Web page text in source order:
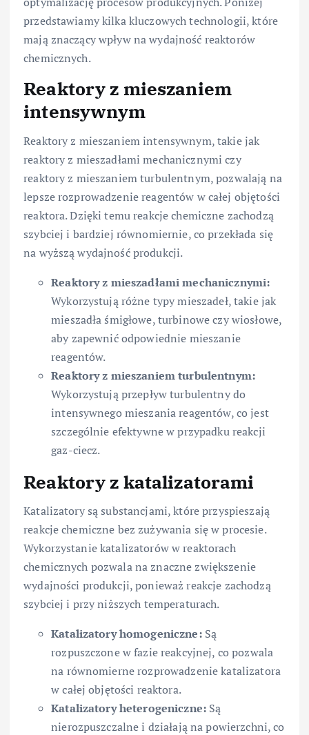
przedstawiamy kilka kluczowych technologii, które
mają znaczący wpływ na wydajność reaktorów
chemicznych.
Reaktory z mieszaniem
intensywnym
Reaktory z mieszaniem intensywnym, takie jak
reaktory z mieszadłami mechanicznymi czy
reaktory z mieszaniem turbulentnym, pozwalają na
lepsze rozprowadzenie reagentów w całej objętości
reaktora. Dzięki temu reakcje chemiczne zachodzą
szybciej i bardziej równomiernie, co przekłada się
na wyższą wydajność produkcji.
Reaktory z mieszadłami mechanicznymi:
Wykorzystują różne typy mieszadeł, takie jak
mieszadła śmigłowe, turbinowe czy wiosłowe,
aby zapewnić odpowiednie mieszanie
reagentów.
Reaktory z mieszaniem turbulentnym:
Wykorzystują przepływ turbulentny do
intensywnego mieszania reagentów, co jest
szczególnie efektywne w przypadku reakcji
gaz-ciecz.
Reaktory z katalizatorami
Katalizatory są substancjami, które przyspieszają
reakcje chemiczne bez zużywania się w procesie.
Wykorzystanie katalizatorów w reaktorach
chemicznych pozwala na znaczne zwiększenie
wydajności produkcji, ponieważ reakcje zachodzą
szybciej i przy niższych temperaturach.
Katalizatory homogeniczne:Są
rozpuszczone w fazie reakcyjnej, co pozwala
na równomierne rozprowadzenie katalizatora
w całej objętości reaktora.
Katalizatory heterogeniczne: Są
nierozpuszczalne i działają na powierzchni, co